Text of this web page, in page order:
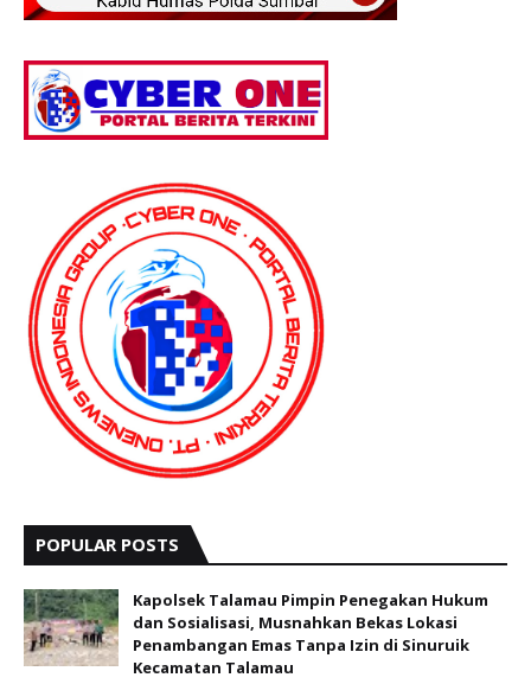
POPULAR POSTS
Kapolsek Talamau Pimpin Penegakan Hukum
dan Sosialisasi, Musnahkan Bekas Lokasi
Penambangan Emas Tanpa Izin di Sinuruik
Kecamatan Talamau